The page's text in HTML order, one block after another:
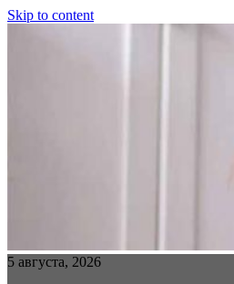
Skip to content
5 августа, 2026